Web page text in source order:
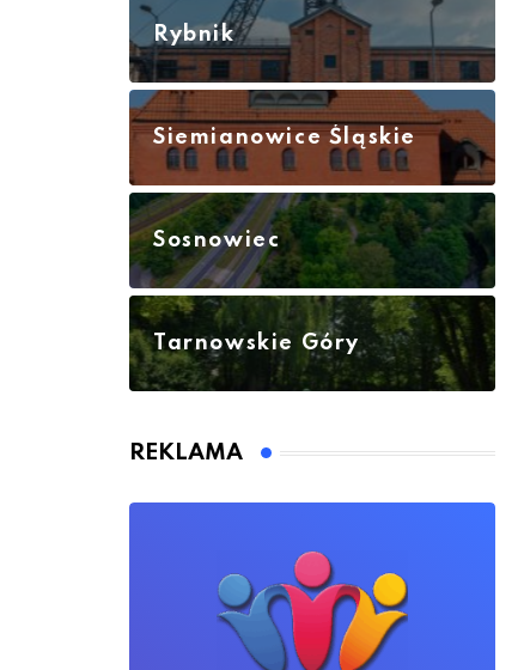
Rybnik
Siemianowice Śląskie
Sosnowiec
Tarnowskie Góry
REKLAMA